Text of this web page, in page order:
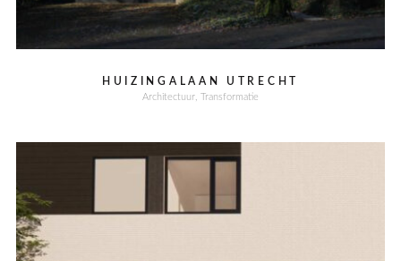
HUIZINGALAAN UTRECHT
Architectuur Transformatie